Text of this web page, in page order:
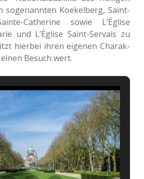
soge­nann­ten Koe­kel­berg, Saint-
Cathe­ri­ne sowie L’Ég­li­se
und L’Ég­li­se Saint-Ser­vais zu
hier­bei ihren eige­nen Cha­rak­
Besuch wert.